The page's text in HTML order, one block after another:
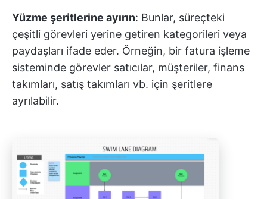
Yüzme şeritlerine ayırın: Bunlar, süreçteki
çeşitli görevleri yerine getiren kategorileri veya
paydaşları ifade eder. Örneğin, bir fatura işleme
sisteminde görevler satıcılar, müşteriler, finans
takımları, satış takımları vb. için şeritlere
ayrılabilir.